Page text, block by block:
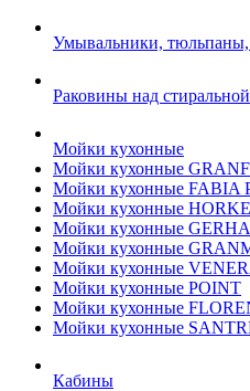
Умывальники,
Раковины над
Мойки кухонные
Мойки кухонные
Мойки кухонные FABIA
Мойки кухонные HORKE
Мойки кухонные
Мойки кухонные
Мойки кухонные
Мойки кухонные POINT
Мойки кухонные
Мойки кухонные
Кабины